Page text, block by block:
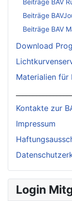
Beiträge BAV
Beiträge
Beiträge BAV
Download
Materialien für
Kontakte zur
Impressum
Login